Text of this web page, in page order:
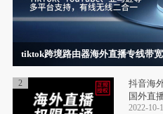
tiktok跨境路由器海外直播专线带
2
抖音海
国外直
2022-10-